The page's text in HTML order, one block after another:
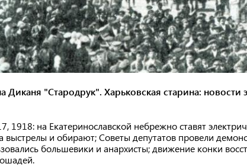
"Стародрук". Харьковская старина: новости
1918: на Екатеринославской небрежно ставят
выстрелы и обирают; Советы депутатов провели
большевики и анархисты; движение конки